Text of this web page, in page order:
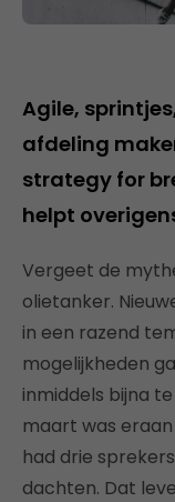
Agile,
afdeling
strategy for
helpt
Vergeet de
olietanker.
in een razend
mogelijkheden
inmiddels bijna
maart was
had drie
dachten. Dat